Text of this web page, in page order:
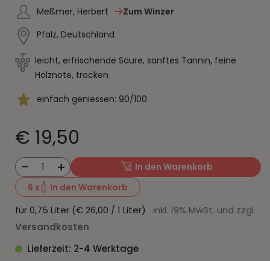
Meßmer, Herbert
Zum Winzer
Pfalz, Deutschland
leicht, erfrischende Säure, sanftes Tannin, feine
Holznote, trocken
einfach geniessen: 90/100
€ 19,50
- 1 +
In den Warenkorb
6 x In den Warenkorb
für 0,75 Liter (€ 26,00 / 1 Liter) inkl. 19% MwSt. und zzgl.
Versandkosten
Lieferzeit: 2-4 Werktage